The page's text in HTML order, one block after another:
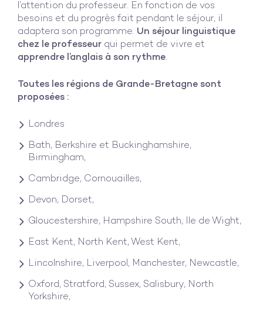
l’attention du professeur. En fonction de vos
besoins et du progrès fait pendant le séjour, il
adaptera son programme. Un séjour linguistique
chez le professeur qui permet de vivre et
apprendre l’anglais à son rythme.
Toutes les régions de Grande-Bretagne sont
proposées :
Londres
Bath, Berkshire et Buckinghamshire,
Birmingham,
Cambridge, Cornouailles,
Devon, Dorset,
Gloucestershire, Hampshire South, Ile de Wight,
East Kent, North Kent, West Kent,
Lincolnshire, Liverpool, Manchester, Newcastle,
Oxford, Stratford, Sussex, Salisbury, North
Yorkshire,